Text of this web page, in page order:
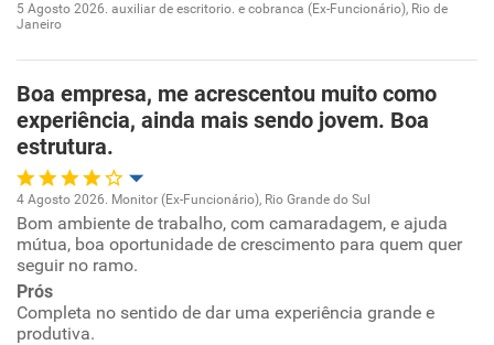
Oportunidade de promoção
Ambiente de trabalho
Conciliação com a vida familiar
Benefícios
Recomenda esta empresa
5 Agosto 2026. auxiliar de escritorio. e cobranca (Ex-Funcionário), Rio de
Janeiro
Boa empresa, me acrescentou muito como
experiência, ainda mais sendo jovem. Boa
estrutura.
Oportunidade de promoção
Ambiente de trabalho
Conciliação com a vida familiar
4 Agosto 2026. Monitor (Ex-Funcionário), Rio Grande do Sul
Bom ambiente de trabalho, com camaradagem, e ajuda
mútua, boa oportunidade de crescimento para quem quer
seguir no ramo.
Prós
Completa no sentido de dar uma experiência grande e
produtiva.